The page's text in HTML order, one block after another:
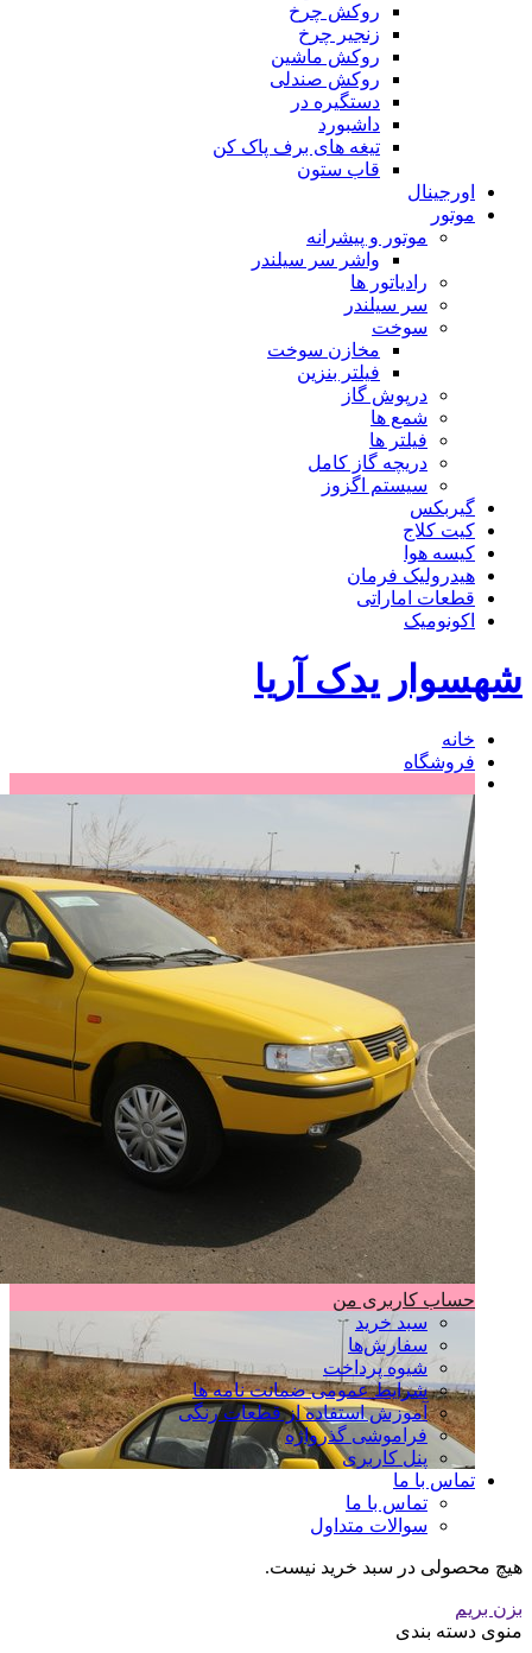
روکش چرخ
زنجیر چرخ
روکش ماشین
روکش صندلی
دستگیره در
داشبورد
تیغه های برف پاک کن
قاب ستون
اورجینال
موتور
موتور و پیشرانه
واشر سر سیلندر
رادیاتور ها
سر سیلندر
سوخت
مخازن سوخت
فیلتر بنزین
درپوش گاز
شمع ها
فیلتر ها
دریچه گاز کامل
سیستم اگزوز
گیربکس
کیت کلاج
کیسه هوا
هیدرولیک فرمان
قطعات اماراتی
اکونومیک
شهسوار یدک آریا
خانه
فروشگاه
حساب کاربری من
سبد خرید
سفارش‌ها
شیوه پرداخت
شرایط عمومی ضمانت نامه ها
آموزش استفاده از قطعات رنگی
فراموشی گذرواژه
پنل کاربری
تماس با ما
تماس با ما
سوالات متداول
هیچ محصولی در سبد خرید نیست.
بزن بریم
منوی دسته بندی